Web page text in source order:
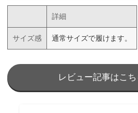
詳細
サイズ感 通常サイズで履けます。
レビュー記事はこち